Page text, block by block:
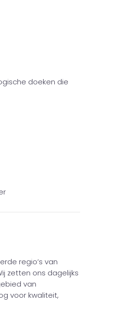
doeken die
regio’s van
zetten ons dagelijks
van
voor kwaliteit,